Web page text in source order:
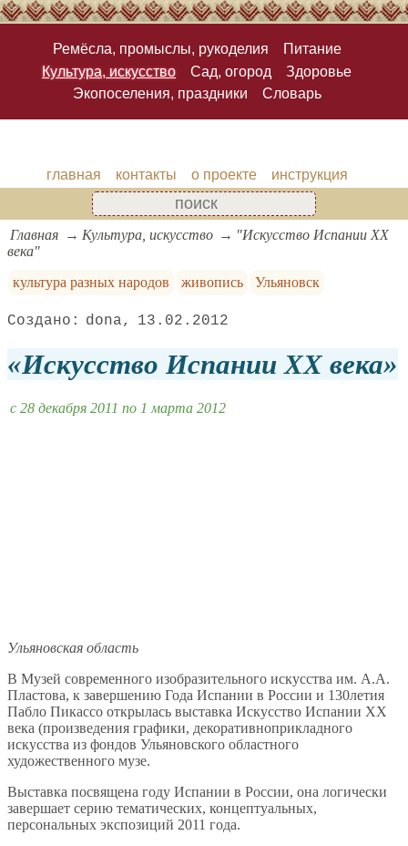
Ремёсла, промыслы, рукоделия
Питание
Культура, искусство
Сад, огород
Здоровье
Экопоселения, праздники
Словарь
главная контакты о проекте инструкция
Главная Культура, искусство
"Искусство Испании ХХ
века"
культура разных народов
живопись Ульяновск
dona 13.02.2012
Искусство Испании ХХ века
c 28 декабря 2011 по 1 марта 2012
Ульяновская область
В Музей современного изобразительного искусства им. А.А.
Пластова, к завершению Года Испании в России и 130летия
Пабло Пикассо открылась выставка Искусство Испании ХХ
века (произведения графики, декоративноприкладного
искусства из фондов Ульяновского областного
художественного музе.
Выставка посвящена году Испании в России, она логически
завершает серию тематических, концептуальных,
персональных экспозиций 2011 года.